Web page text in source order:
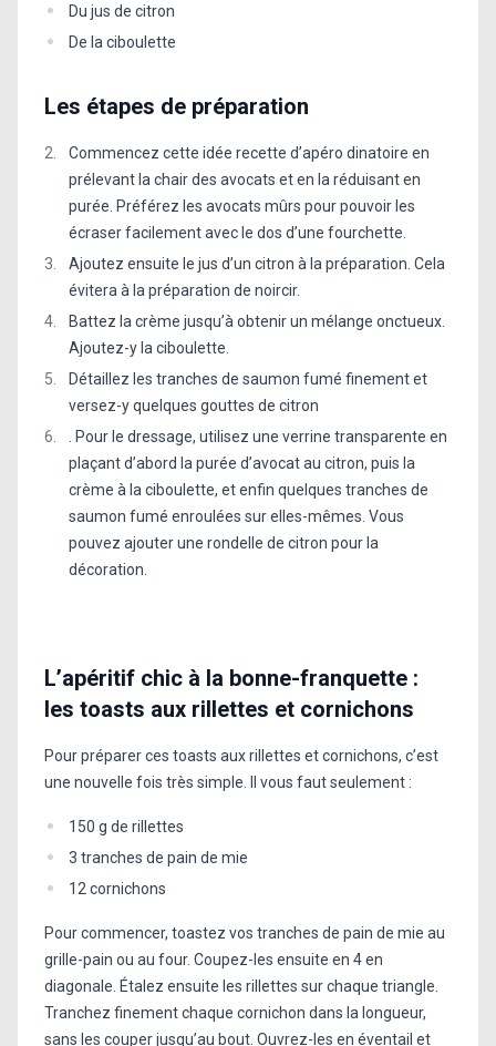
Du jus de citron
De la ciboulette
Les étapes de préparation
Commencez cette idée recette d’apéro dinatoire en
prélevant la chair des avocats et en la réduisant en
purée. Préférez les avocats mûrs pour pouvoir les
écraser facilement avec le dos d’une fourchette.
Ajoutez ensuite le jus d’un citron à la préparation. Cela
évitera à la préparation de noircir.
Battez la crème jusqu’à obtenir un mélange onctueux.
Ajoutez-y la ciboulette.
Détaillez les tranches de saumon fumé finement et
versez-y quelques gouttes de citron
. Pour le dressage, utilisez une verrine transparente en
plaçant d’abord la purée d’avocat au citron, puis la
crème à la ciboulette, et enfin quelques tranches de
saumon fumé enroulées sur elles-mêmes. Vous
pouvez ajouter une rondelle de citron pour la
décoration.
L’apéritif chic à la bonne-franquette :
les toasts aux rillettes et cornichons
Pour préparer ces toasts aux rillettes et cornichons, c’est
une nouvelle fois très simple. Il vous faut seulement :
150 g de rillettes
3 tranches de pain de mie
12 cornichons
Pour commencer, toastez vos tranches de pain de mie au
grille-pain ou au four. Coupez-les ensuite en 4 en
diagonale. Étalez ensuite les rillettes sur chaque triangle.
Tranchez finement chaque cornichon dans la longueur,
sans les couper jusqu’au bout. Ouvrez-les en éventail et